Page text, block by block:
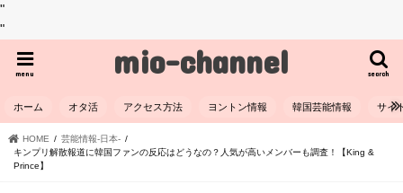
"
"
mio-channel search
menu
ホーム オタ活 アクセス方法 ヨントン情報 韓国芸能情報 サイ
HOME
芸能情報-日本-
キンプリ解散報道に韓国ファンの反応はどうなの？人気が高いメンバーも調査！【King &
Prince】